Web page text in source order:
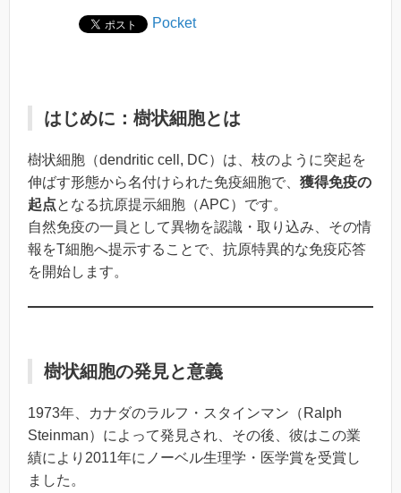
Pocket
はじめに：樹状細胞とは
樹状細胞（dendritic cell, DC）は、枝のように突起を
伸ばす形態から名付けられた免疫細胞で、 獲得免疫の
起点となる抗原提示細胞（APC）です。
自然免疫の一員として異物を認識・取り込み、その情
報をT細胞へ提示することで、抗原特異的な免疫応答
を開始します。
樹状細胞の発見と意義
1973年、カナダのラルフ・スタインマン（Ralph
Steinman）によって発見され、その後、彼はこの業
績により2011年にノーベル生理学・医学賞を受賞し
ました。